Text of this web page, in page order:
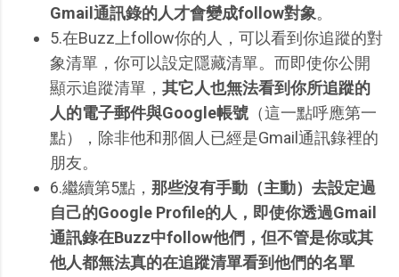
Gmail通訊錄的人才會變成follow對象。
5.在Buzz上follow你的人，可以看到你追蹤的對
象清單，你可以設定隱藏清單。而即使你公開
顯示追蹤清單， 其它人也無法看到你所追蹤的
人的電子郵件與Google帳號 （這一點呼應第一
點），除非他和那個人已經是Gmail通訊錄裡的
朋友。
6.繼續第5點， 那些沒有手動（主動）去設定過
自己的Google Profile的人，即使你透過Gmail
通訊錄在Buzz中follow他們，但不管是你或其
他人都無法真的在追蹤清單看到他們的名單